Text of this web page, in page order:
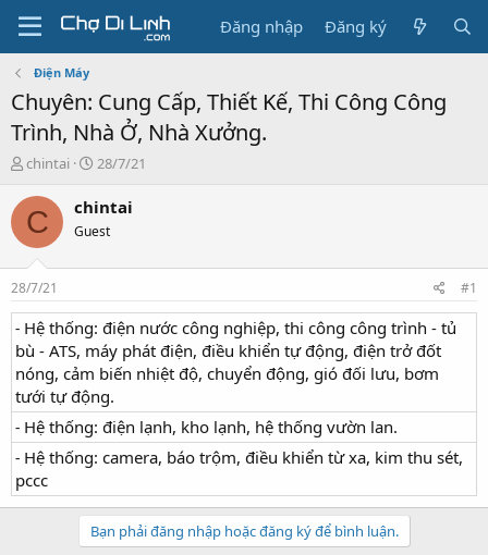
Đăng nhập Đăng ký
Điện Máy
Chuyên: Cung Cấp, Thiết Kế, Thi Công Công
Trình, Nhà Ở, Nhà Xưởng.
T
r
e
a
s
t
a
r
t
e
r
chintai
N
à
g
28/7/21
C chintai
Guest
28/7/21 #1
˗ Hệ thống: điện nước công nghiệp, thi công công trình - tủ
bù - ATS, máy phát điện, điều khiển tự động, điện trở đốt
nóng, cảm biến nhiệt độ, chuyển động, gió đối lưu, bơm
tưới tự động.
˗ Hệ thống: điện lạnh, kho lạnh, hệ thống vườn lan.
˗ Hệ thống: camera, báo trộm, điều khiển từ xa, kim thu sét,
pccc
Bạn phải đăng nhập hoặc đăng ký để bình luận.